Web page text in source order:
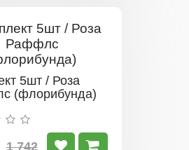
5шт / Роза
(флорибунда)
1 742